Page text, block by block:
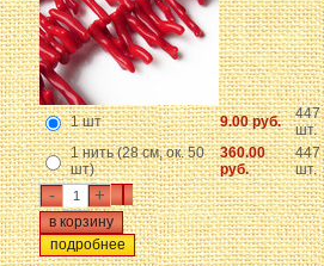
1 шт 9.00 руб.
447
шт.
1 нить (28 см, ок. 50
шт)
360.00
руб.
447
шт.
- +
подробнее